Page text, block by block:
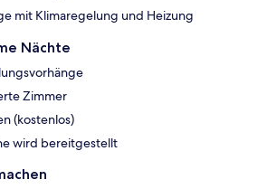
mit Klimaregelung und Heizung
Nächte
Zimmer
(kostenlos)
wird bereitgestellt